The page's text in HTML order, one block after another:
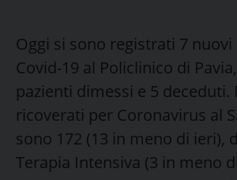
Oggi si sono registrati 7
Covid-19 al Policlinico di
pazienti dimessi e 5 deceduti.
ricoverati per Coronavirus al
sono 172 (13 in meno di ieri),
Terapia Intensiva (3 in meno